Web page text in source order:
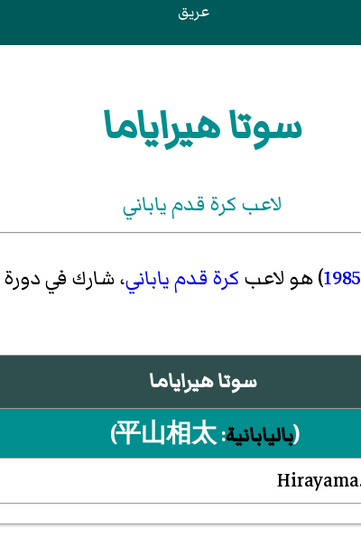
عريق
سوتا هيراياما
لاعب كرة قدم ياباني
1985) هو لاعب كرة قدمياباني، شارك في
سوتا هيراياما
(باليابانية:
平山相太
)‏